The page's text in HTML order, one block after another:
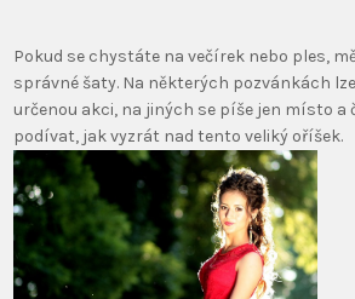
Pokud se chystáte na večírek nebo ples,
správné šaty. Na některých pozvánkách
určenou akci, na jiných se píše jen místo a
podívat, jak vyzrát nad tento veliký oříšek.